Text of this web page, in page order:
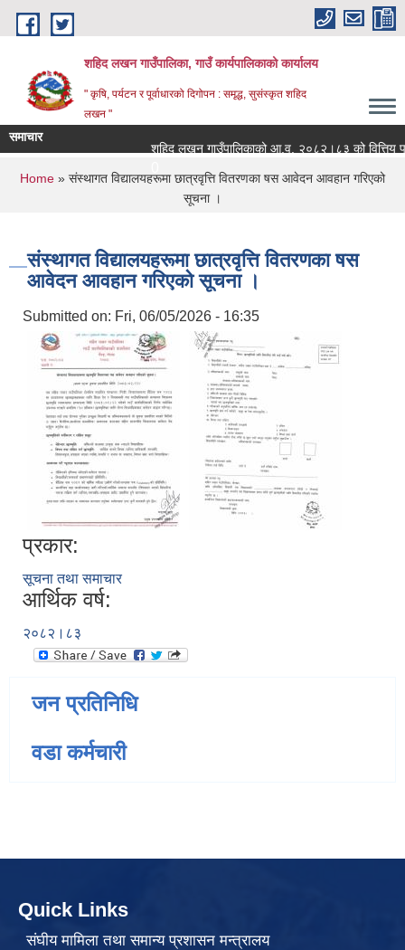
Skip to main content
शहिद लखन गाउँपालिका, गाउँ कार्यपालिकाको कार्यालय
" कृषि, पर्यटन र पूर्वाधारको दिगोपन : समृद्ध, सुसंस्कृत शहिद
लखन "
समाचार
शहिद लखन गाउँपालिकाको आ.व. २०८२।८३ को वित्तिय
You are here
Home » संस्थागत विद्यालयहरूमा छात्रवृत्ति वितरणका षस आवेदन आवहान गरिएको
सूचना ।
संस्थागत विद्यालयहरूमा छात्रवृत्ति वितरणका षस
आवेदन आवहान गरिएको सूचना ।
Submitted on: Fri, 06/05/2026 - 16:35
प्रकार:
सूचना तथा समाचार
आर्थिक वर्ष:
२०८२।८३
जन प्रतिनिधि
वडा कर्मचारी
Quick Links
संघीय मामिला तथा समान्य प्रशासन मन्त्रालय